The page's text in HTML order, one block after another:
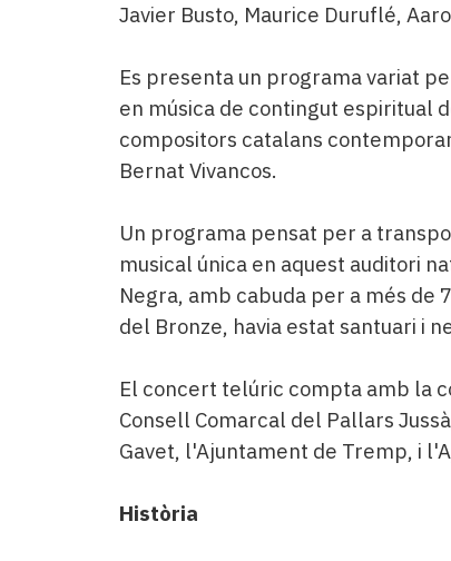
Javier Busto, Maurice Duruflé,
Es presenta un programa variat
en música de contingut espiritual
compositors catalans
Bernat Vivancos.
Un programa pensat per a
musical única en aquest auditori
Negra, amb cabuda per a més de
del Bronze, havia estat santuari i
El concert telúric compta amb la
Consell Comarcal del Pallars
Gavet, l'Ajuntament de Tremp, i
Història